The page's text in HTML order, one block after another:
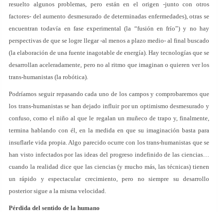
resuelto algunos problemas, pero están en el origen -junto con otros
factores- del aumento desmesurado de determinadas enfermedades), otras se
encuentran todavía en fase experimental (la “fusión en frío”) y no hay
perspectivas de que se logre llegar -al menos a plazo medio- al final buscado
(la elaboración de una fuente inagotable de energía). Hay tecnologías que se
desarrollan aceleradamente, pero no al ritmo que imaginan o quieren ver los
trans-humanistas (la robótica).
Podríamos seguir repasando cada uno de los campos y comprobaremos que
los trans-humanistas se han dejado influir por un optimismo desmesurado y
confuso, como el niño al que le regalan un muñeco de trapo y, finalmente,
termina hablando con él, en la medida en que su imaginación basta para
insuflarle vida propia. Algo parecido ocurre con los trans-humanistas que se
han visto infectados por las ideas del progreso indefinido de las ciencias…
cuando la realidad dice que las ciencias (y mucho más, las técnicas) tienen
un rápido y espectacular crecimiento, pero no siempre su desarrollo
posterior sigue a la misma velocidad.
Pérdida del sentido de la humano